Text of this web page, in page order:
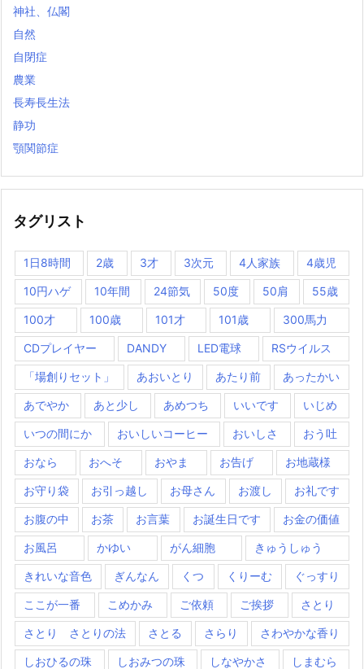
神社、仏閣
自然
自閉症
農業
長寿長生法
静功
顎関節症
タグリスト
1日8時間 2歳 3才 3次元 4人家族 4歳児
10円ハゲ 10年間 24節気 50度 50肩 55歳
100才 100歳 101才 101歳 300馬力
CDプレイヤー DANDY LED電球 RSウイルス
「場創りセット」 あおいとり あたり前 あったかい
あでやか あと少し あめつち いいです いじめ
いつの間にか おいしいコーヒー おいしさ おう吐
おなら おへそ おやま お告げ お地蔵様
お守り袋 お引っ越し お母さん お渡し お礼です
お腹の中 お茶 お言葉 お誕生日です お金の価値
お風呂 かゆい がん細胞 きゅうしゅう
きれいな音色 ぎんなん くつ くりーむ ぐっすり
ここが一番 こめかみ ご依頼 ご挨拶 さとり
さとり さとりの法 さとる さらり さわやかな香り
しおひるの珠 しおみつの珠 しなやかさ しまむら